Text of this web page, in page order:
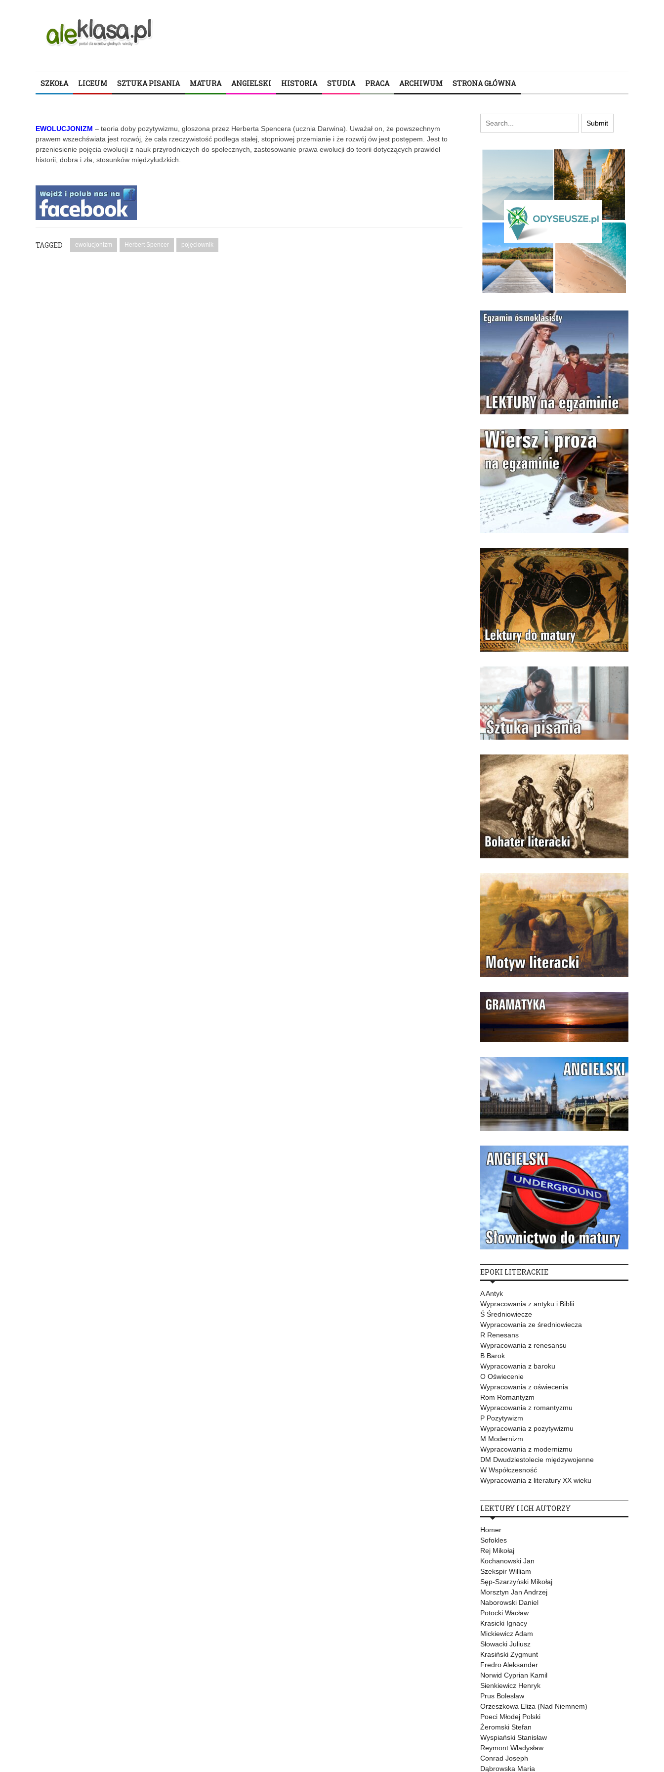
SZKOŁA LICEUM SZTUKA PISANIA MATURA ANGIELSKI HISTORIA STUDIA PRACA ARCHIWUM STRONA GŁÓWNA
EWOLUCJONIZM – teoria doby pozytywizmu, głoszona przez Herberta Spencera (ucznia Darwina). Uważał on, że powszechnym
prawem wszechświata jest rozwój, że cała rzeczywistość podlega stałej, stopniowej przemianie i że rozwój ów jest postępem. Jest to
przeniesienie pojęcia ewolucji z nauk przyrodniczych do społecznych, zastosowanie prawa ewolucji do teorii dotyczących prawideł
historii, dobra i zła, stosunków międzyludzkich.
TAGGED ewolucjonizm Herbert Spencer pojęciownik
EPOKI LITERACKIE
A Antyk
Wypracowania z antyku i Biblii
Ś Średniowiecze
Wypracowania ze średniowiecza
R Renesans
Wypracowania z renesansu
B Barok
Wypracowania z baroku
O Oświecenie
Wypracowania z oświecenia
Rom Romantyzm
Wypracowania z romantyzmu
P Pozytywizm
Wypracowania z pozytywizmu
M Modernizm
Wypracowania z modernizmu
DM Dwudziestolecie międzywojenne
W Współczesność
Wypracowania z literatury XX wieku
LEKTURY I ICH AUTORZY
Homer
Sofokles
Rej Mikołaj
Kochanowski Jan
Szekspir William
Sęp-Szarzyński Mikołaj
Morsztyn Jan Andrzej
Naborowski Daniel
Potocki Wacław
Krasicki Ignacy
Mickiewicz Adam
Słowacki Juliusz
Krasiński Zygmunt
Fredro Aleksander
Norwid Cyprian Kamil
Sienkiewicz Henryk
Prus Bolesław
Orzeszkowa Eliza (Nad Niemnem)
Poeci Młodej Polski
Żeromski Stefan
Wyspiański Stanisław
Reymont Władysław
Conrad Joseph
Dąbrowska Maria